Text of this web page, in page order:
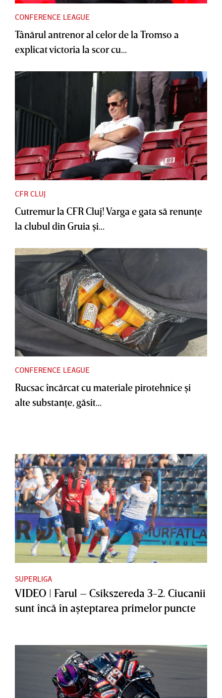
CONFERENCE LEAGUE
Tânărul antrenor al celor de la Tromso a
explicat victoria la scor cu...
CFR CLUJ
Cutremur la CFR Cluj! Varga e gata să renunţe
la clubul din Gruia şi...
CONFERENCE LEAGUE
Rucsac încărcat cu materiale pirotehnice şi
alte substanţe, găsit...
SUPERLIGA
VIDEO | Farul – Csikszereda 3-2. Ciucanii
sunt încă în aşteptarea primelor puncte